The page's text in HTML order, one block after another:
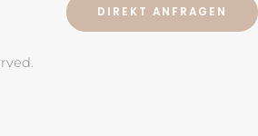
DIREKT ANFRAGEN